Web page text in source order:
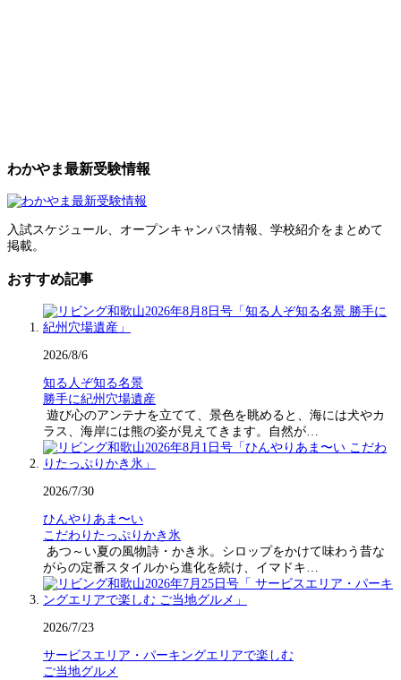
わかやま最新受験情報
入試スケジュール、オープンキャンパス情報、学校紹介をまとめて
掲載。
おすすめ記事
2026/8/6
知る人ぞ知る名景
勝手に紀州穴場遺産
遊び心のアンテナを立てて、景色を眺めると、海には犬やカ
ラス、海岸には熊の姿が見えてきます。自然が…
2026/7/30
ひんやりあま〜い
こだわりたっぷりかき氷
あつ～い夏の風物詩・かき氷。シロップをかけて味わう昔な
がらの定番スタイルから進化を続け、イマドキ…
2026/7/23
サービスエリア・パーキングエリアで楽しむ
ご当地グルメ